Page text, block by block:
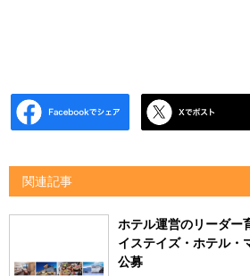
関連記事
ホテル運営のリーダ
イステイズ・ホテル・
公募